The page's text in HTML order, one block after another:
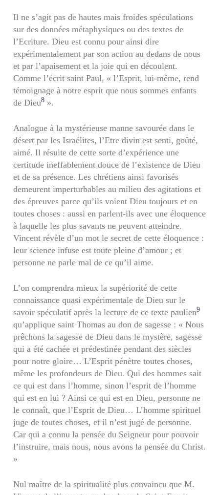
Il ne s’agit pas de hautes mais froides spéculations
sur des données métaphysiques ou des textes de
l’Ecriture. Dieu est connu pour ainsi dire
expérimentalement par son action au dedans de nous
et par l’apaisement et la joie qui en découlent.
Comme l’écrit saint Paul, « l’Esprit, lui-même, rend
témoignage à notre esprit que nous sommes enfants
de Dieu8».
Analogue à la mystérieuse manne savourée dans le
désert par les Israélites, l’Etre divin est senti, goûté,
aimé. Il résulte de cette sorte d’expérience une
certitude ineffablement douce de l’existence de Dieu
et de sa présence. Les chrétiens ainsi favorisés
demeurent imperturbables au milieu des agitations et
des épreuves parce qu’ils voient Dieu toujours et en
toutes choses : aussi en parlent-ils avec une éloquence
à laquelle les plus savants ne peuvent atteindre.
Vincent révèle d’un mot le secret de cette éloquence :
leur science infuse est toute pleine d’amour ; et
personne ne parle mal de ce qu’il aime.
L’on comprendra mieux la supériorité de cette
connaissance quasi expérimentale de Dieu sur le
savoir spéculatif après la lecture de ce texte paulien9
qu’applique saint Thomas au don de sagesse : « Nous
prêchons la sagesse de Dieu dans le mystère, sagesse
qui a été cachée et prédestinée pendant des siècles
pour notre gloire… L’Esprit pénètre toutes choses,
même les profondeurs de Dieu. Qui des hommes sait
ce qui est dans l’homme, sinon l’esprit de l’homme
qui est en lui ? Ainsi ce qui est en Dieu, personne ne
le connaît, que l’Esprit de Dieu… L’homme spirituel
juge de toutes choses, et il n’est jugé de personne.
Car qui a connu la pensée du Seigneur pour pouvoir
l’instruire, mais nous, nous avons la pensée du Christ.
»
Nul maître de la spiritualité plus convaincu que M.